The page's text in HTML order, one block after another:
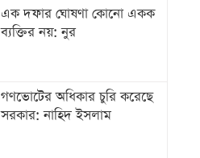
এক দফার ঘোষণা কোনো একক
ব্যক্তির নয়: নুর
গণভোটের অধিকার চুরি করেছে
সরকার: নাহিদ ইসলাম